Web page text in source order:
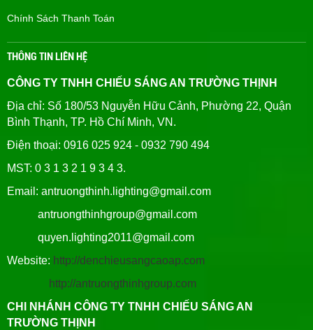
Chính Sách Thanh Toán
THÔNG TIN LIÊN HỆ
CÔNG TY TNHH CHIẾU SÁNG AN TRƯỜNG THỊNH
Địa chỉ: Số 180/53 Nguyễn Hữu Cảnh, Phường 22, Quận
Bình Thạnh, TP. Hồ Chí Minh, VN.
Điện thoại: 0916 025 924 - 0932 790 494
MST: 0 3 1 3 2 1 9 3 4 3.
Email: antruongthinh.lighting@gmail.com
antruongthinhgroup@gmail.com
quyen.lighting2011@gmail.com
Website: http://denchieusangcaoap.com
http://antruongthinhgroup.com
CHI NHÁNH CÔNG TY TNHH CHIẾU SÁNG AN
TRƯỜNG THỊNH